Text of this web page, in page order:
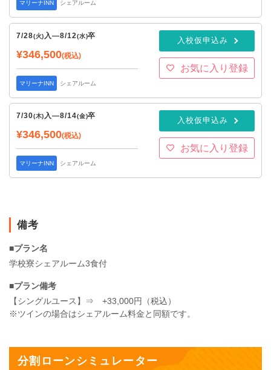
マリーナINN シェアルーム
7/28(火) 入—8/12(水)卒
¥346,500(税込)
マリーナINN シェアルーム
入校仮申込み
お気に入り登録
7/30(木) 入—8/14(金)卒
¥346,500(税込)
マリーナINN シェアルーム
入校仮申込み
お気に入り登録
備考
■プラン名
学校寮シェアルーム3食付
■プラン備考
【シングルユース】⇒ +33,000円（税込）
※ツインの場合はシェアルーム料金と同額です。
分割ローンシミュレーター